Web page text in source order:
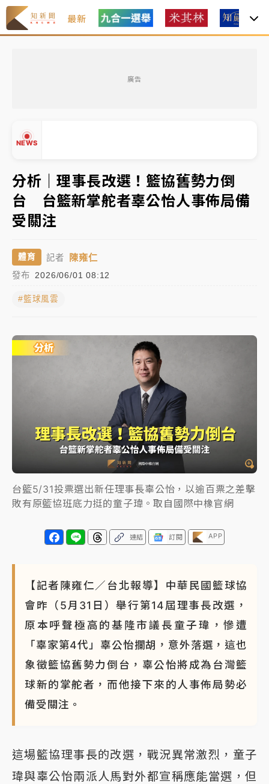
最新
廣告
NEWS
有片｜
連根拔起
中颱白海豚風雨來了！中部以北防豪雨 今晚、明天影
響最劇烈
白海豚逼近！北市水門只出不進 未移置車輛最高罰
4800＋拖吊費
油價持續凍漲！ 中油宣布下周一汽柴油價格維持不變
路鷹架倒塌壓2車
連根拔起
中颱白海豚風雨來了！中部以北防豪雨 今晚、明天影
白海豚逼近！北市水門只出不進 未移置車輛最高罰
▼
分析｜理事長改選！籃協舊勢力倒
台 台籃新掌舵者辜公怡人事佈局備
受關注
體育 記者 陳雍仁
發布 2026/06/01 08:12
#籃球風雲
台籃5/31投票選出新任理事長辜公怡，以逾百票之差擊
敗有原籃協班底力挺的童子瑋。取自國際中橡官網
連結 訂閱 APP
【記者陳雍仁／台北報導】中華民國籃球協
會昨（5月31日）舉行第14屆理事長改選，
原本呼聲極高的基隆市議長童子瑋，慘遭
「辜家第4代」辜公怡攔胡，意外落選，這也
象徵籃協舊勢力倒台，辜公怡將成為台灣籃
球新的掌舵者，而他接下來的人事佈局勢必
備受關注。
這場籃協理事長的改選，戰況異常激烈，童子
瑋與辜公怡兩派人馬對外都宣稱應能當選，但